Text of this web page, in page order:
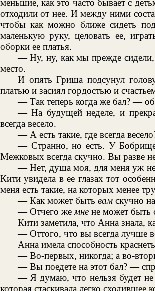
меньшие, как это часто бывает с
отходили от нее. И между ними
чтобы как можно ближе сидеть
маленькую руку, целовать ее,
оборки ее платья.
— Ну, ну, как мы прежде сидели,
место.
И опять Гриша подсунул
платью и засиял гордостью и
— Так теперь когда же бал? —
— На будущей неделе, и
всегда весело.
— А есть такие, где всегда
— Странно, но есть. У
Межковых всегда скучно. Вы разве
— Нет, душа моя, для меня уж
Кити увидела в ее глазах тот
меня есть такие, на которых менее
— Как может быть вамскучно
— Отчего жемнене может быть
Кити заметила, что Анна знала,
— Оттого, что вы всегда лучше
Анна имела способность
— Во-первых, никогда; а во-
— Вы поедете на этот бал? —
— Я думаю, что нельзя будет не
которая стаскивала легко сходившее